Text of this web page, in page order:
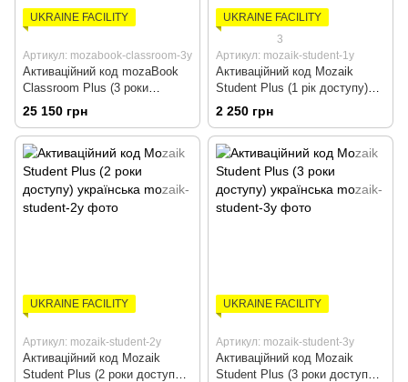
UKRAINE FACILITY
Артикул: mozabook-classroom-3y
Активаційний код mozaBook
Classroom Plus (3 роки
доступу) українська
25 150 грн
UKRAINE FACILITY
3
Артикул: mozaik-student-1y
Активаційний код Mozaik
Student Plus (1 рік доступу)
українська
2 250 грн
UKRAINE FACILITY
Артикул: mozaik-student-2y
Активаційний код Mozaik
Student Plus (2 роки доступу)
UKRAINE FACILITY
Артикул: mozaik-student-3y
Активаційний код Mozaik
Student Plus (3 роки доступу)